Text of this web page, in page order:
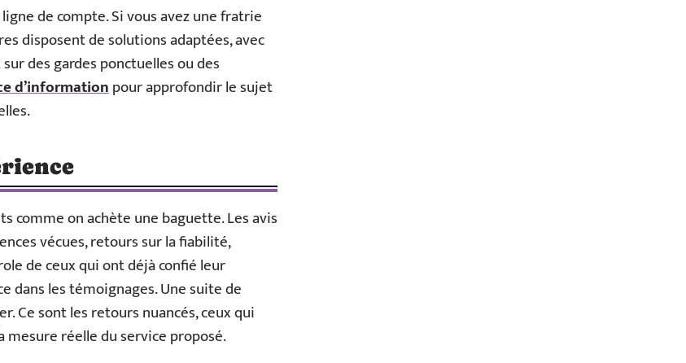
de compte. Si vous avez une fratrie
disposent de solutions adaptées, avec
des gardes ponctuelles ou des
d’informationpour approfondir le sujet
comme on achète une baguette. Les avis
vécues, retours sur la fiabilité,
de ceux qui ont déjà confié leur
dans les témoignages. Une suite de
Ce sont les retours nuancés, ceux qui
mesure réelle du service proposé.